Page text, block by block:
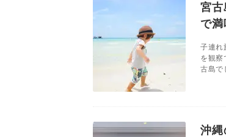
宮古
で満
子連れ
を観察
古島で
沖縄